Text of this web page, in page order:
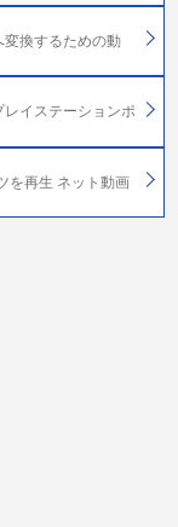
換するための動
イステーションポ
を再生 ネット動画